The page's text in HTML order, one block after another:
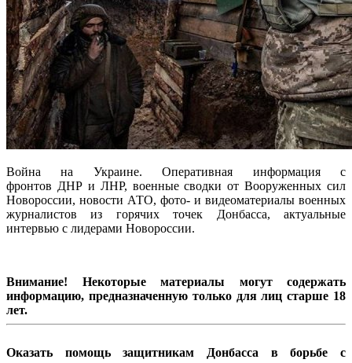
Война на Украине. Оперативная информация с
фронтов ДНР и ЛНР, военные сводки от Вооруженных сил
Новороссии, новости АТО, фото- и видеоматериалы военных
журналистов из горячих точек Донбасса, актуальные
интервью с лидерами Новороссии.
Внимание! Некоторые материалы могут содержать
информацию, предназначенную только для лиц старше 18
лет.
Оказать помощь защитникам Донбасса в борьбе с